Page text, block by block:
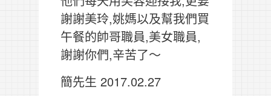
謝謝美玲,姚媽以及幫我們買
午餐的帥哥職員,美女職員,
謝謝你們,辛苦了～
簡先生 2017.02.27